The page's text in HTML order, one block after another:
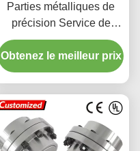
Parties métalliques de
précision Service de
coulée sous pression en
aluminium pour
métallurgie sur mesure
Obtenez le meilleur prix